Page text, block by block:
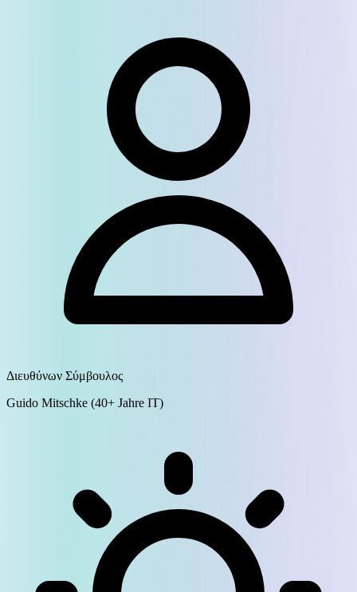
Διευθύνων Σύμβουλος
Guido Mitschke (40+ Jahre IT)